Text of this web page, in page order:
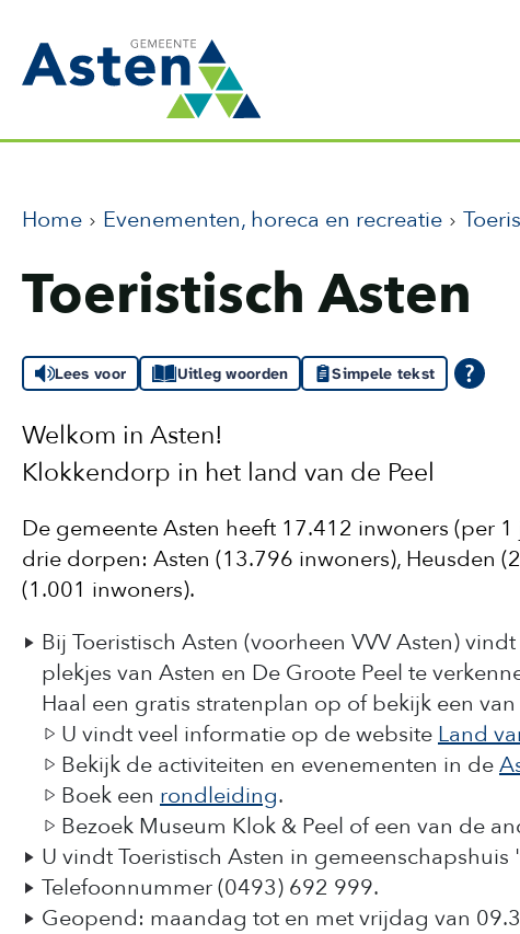
Home Evenementen, horeca en recreatie
Toeristisch Asten
Lees voor Uitleg woorden Simpele tekst
Welkom in Asten!
Klokkendorp in het land van de Peel
De gemeente Asten heeft 17.412 inwoners (per
drie dorpen: Asten (13.796 inwoners), Heusden
(1.001 inwoners).
Bij Toeristisch Asten (voorheen VVV Asten)
plekjes van Asten en De Groote Peel te
Haal een gratis stratenplan op of bekijk een
U vindt veel informatie op de website Land
Bekijk de activiteiten en evenementen in de
Boek een rondleiding.
Bezoek Museum Klok & Peel of een van de
U vindt Toeristisch Asten in gemeenschapshuis
Telefoonnummer (0493) 692 999.
Geopend: maandag tot en met vrijdag van